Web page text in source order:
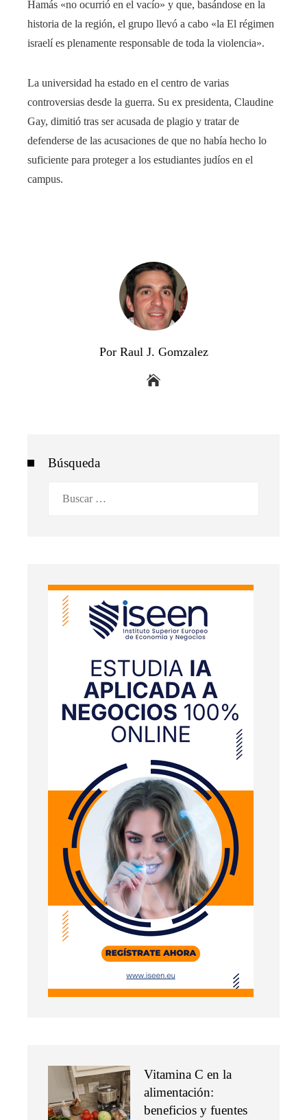
Hamás «no ocurrió en el vacío» y que, basándose en la
historia de la región, el grupo llevó a cabo «la El régimen
israelí es plenamente responsable de toda la violencia».
La universidad ha estado en el centro de varias
controversias desde la guerra. Su ex presidenta, Claudine
Gay, dimitió tras ser acusada de plagio y tratar de
defenderse de las acusaciones de que no había hecho lo
suficiente para proteger a los estudiantes judíos en el
campus.
Por Raul J. Gomzalez
Búsqueda
Vitamina C en la
alimentación:
beneficios y fuentes